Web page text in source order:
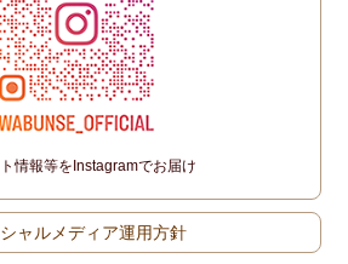
情報等をInstagramでお届け
ャルメディア運用方針